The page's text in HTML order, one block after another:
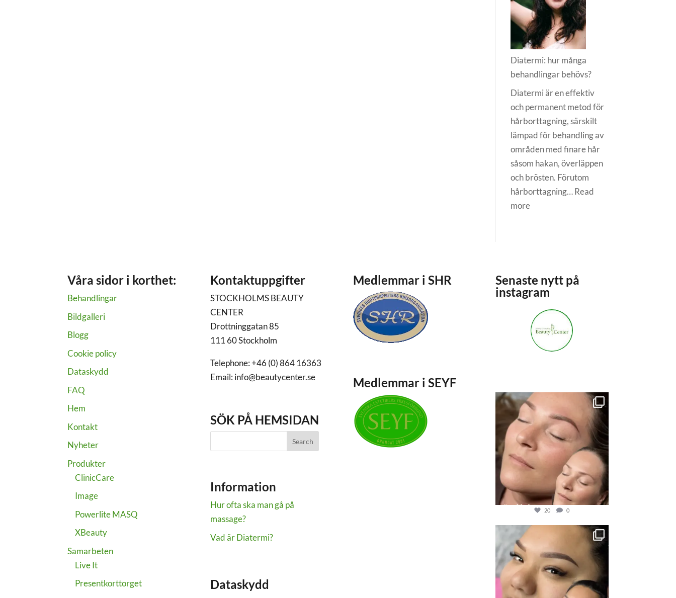
Diatermi: hur många
behandlingar behövs?
Diatermi är en effektiv
och permanent metod för
hårborttagning, särskilt
lämpad för behandling av
områden med finare hår
såsom hakan, överläppen
och brösten. Förutom
hårborttagning…Read
more:
behövs?
Våra sidor i korthet:
Behandlingar
Bildgalleri
Blogg
Cookie policy
Dataskydd
FAQ
Hem
Kontakt
Nyheter
Produkter
ClinicCare
Image
Powerlite MASQ
XBeauty
Samarbeten
Live It
Presentkorttorget
Kontaktuppgifter
STOCKHOLMS BEAUTY
CENTER
Drottninggatan 85
111 60 Stockholm
Telephone: +46 (0) 864 16363
Email: info@beautycenter.se
SÖK PÅ HEMSIDAN
Information
Hur ofta ska man gå på
massage?
Vad är Diatermi?
Dataskydd
Medlemmar i SHR
Medlemmar i SEYF
Senaste nytt på
instagram
20 0